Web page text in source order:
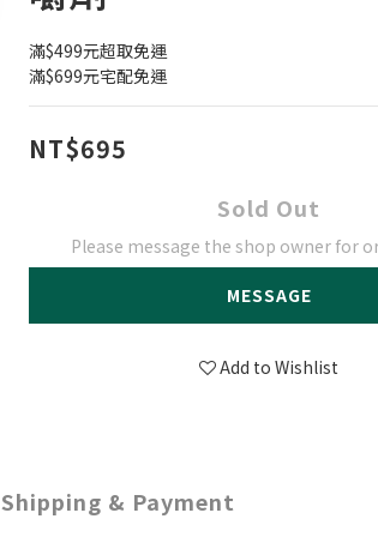
滿$499元超取免運
滿$699元宅配免運
NT$695
Sold Out
Please message the shop owner for
MESSAGE
Add to Wishlist
Shipping & Payment